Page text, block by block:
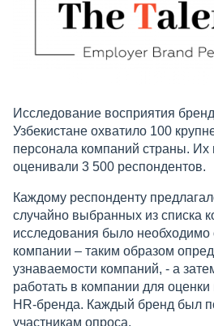
Исследование восприятия
Узбекистане охватило 100
персонала компаний страны. Их
оценивали 3 500 респондентов.
Каждому респонденту
случайно выбранных из списка
исследования было необходимо
компании – таким образом
узнаваемости компаний, - а
работать в компании для оценки
HR-бренда. Каждый бренд был
участникам опроса.